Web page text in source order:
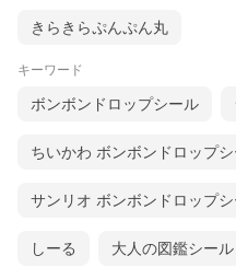
きらきらぷんぷん丸
キーワード
ボンボンドロップシール
ちいかわ ボンボンドロップ
サンリオ ボンボンドロップ
しーる 大人の図鑑シール